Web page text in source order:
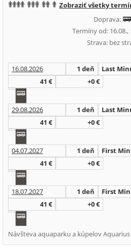
Zobraziť všetky
Doprava:
Termíny od: 16.08.,
Strava: bez
16.08.2026 1 deň
Last
41 €
+0 €
29.08.2026 1 deň
Last
41 €
+0 €
04.07.2027 1 deň
First
41 €
+0 €
18.07.2027 1 deň
First
41 €
+0 €
Návšteva aquaparku a kúpelov